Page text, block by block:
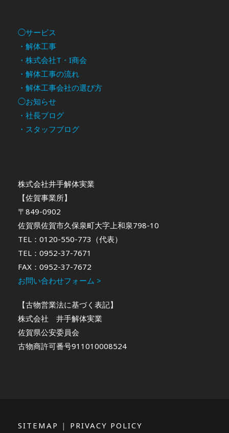
◯サービス
・解体工事
・株式会社T・I商会
・解体工事の流れ
・解体工事会社の選び方
◯お知らせ
・社長ブログ
・スタッフブログ
株式会社井手解体実業
【佐賀事業所】
〒849-0902
佐賀県佐賀市久保泉町大字上和泉798-10
TEL：0120-550-773（代表）
TEL：0952-37-7671
FAX：0952-37-7672
お問い合わせフォーム >
【古物営業法に基づく表記】
株式会社 井手解体実業
佐賀県公安委員会
古物商許可番号911010008524
SITEMAP | PRIVACY POLICY